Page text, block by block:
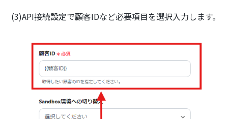
(3)API接続設定で顧客IDなど必要項目を選択入力します。